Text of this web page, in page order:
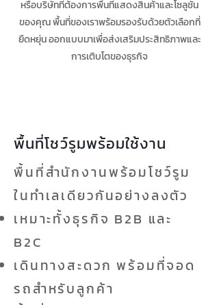
หรือบริษัทที่ต้องการพื้นที่แสดงสินค้าและโซลูชั่น
ของคุณ พื้นที่ของเราพร้อมรองรับด้วยตัวเลือกที่
ยืดหยุ่น ออกแบบมาเพื่อส่งเสริมประสิทธิภาพและ
การเติบโตของธุรกิจ
พื้นที่โชว์รูมพร้อมใช้งาน
พื้นที่สำนักงานพร้อมโชว์รูม
ในทำเลเดียวกันอย่างลงตัว
เหมาะทั้งธุรกิจ B2B และ
B2C
เดินทางสะดวก พร้อมที่จอด
รถสำหรับลูกค้า